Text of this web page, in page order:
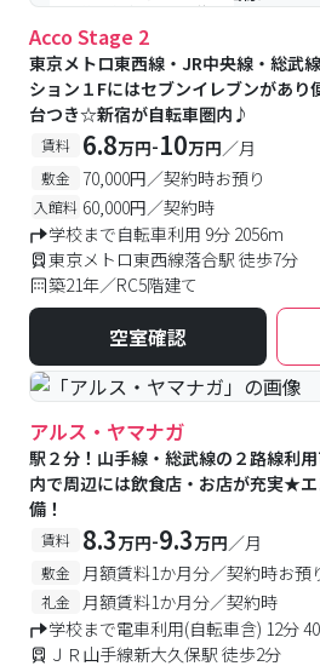
#予約受付中 #空室待ち
Acco Stage 2
東京メトロ東西線・JR中央線・総武
ション１Fにはセブンイレブンがあ
台つき☆新宿が自転車圏内♪
賃料 6.8万円-10万円／月
敷金 70,000円／契約時お預り
入館料 60,000円／契約時
学校まで自転車利用 9分 2056m
東京メトロ東西線落合駅 徒歩7分
築21年／RC5階建て
空室確認
アルス・ヤマナガ
駅２分！山手線・総武線の２路線利
内で周辺には飲食店・お店が充実★
備！
賃料 8.3万円-9.3万円／月
敷金 月額賃料1か月分／契約時お預
礼金
月額賃料1か月分／契約時
学校まで電車利用(自転車含) 12分
ＪＲ山手線新大久保駅 徒歩2分